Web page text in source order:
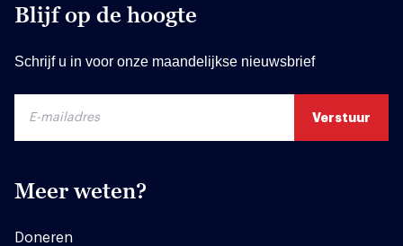
Blijf op de hoogte
Schrijf u in voor onze maandelijkse nieuwsbrief
Meer weten?
Doneren